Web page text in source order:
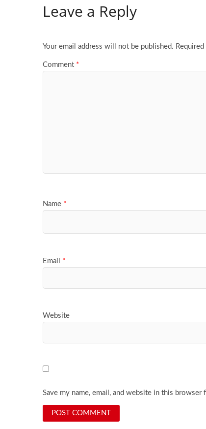
Leave a Reply
Your email address will not be published.
Comment *
Name *
Email *
Website
Save my name, email, and website in this